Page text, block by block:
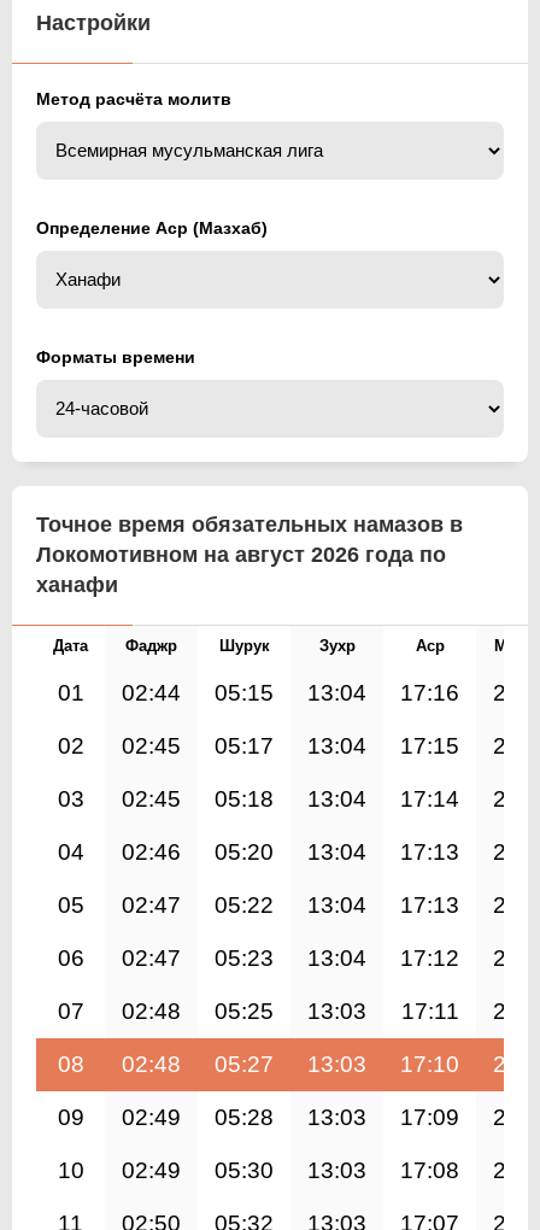
Настройки
Метод расчёта молитв
Определение Аср (Мазхаб)
Форматы времени
Точное время обязательных намазов в
Локомотивном на август 2026 года по
ханафи
Дата Фаджр Шурук Зухр Аср
01 02:44 05:15 13:04 17:16
02 02:45 05:17 13:04 17:15
03 02:45 05:18 13:04 17:14
04 02:46 05:20 13:04 17:13
05 02:47 05:22 13:04 17:13
06 02:47 05:23 13:04 17:12
07 02:48 05:25 13:03 17:11
08 02:48 05:27 13:03 17:10
09 02:49 05:28 13:03 17:09
10 02:49 05:30 13:03 17:08
11 02:50 05:32 13:03 17:07